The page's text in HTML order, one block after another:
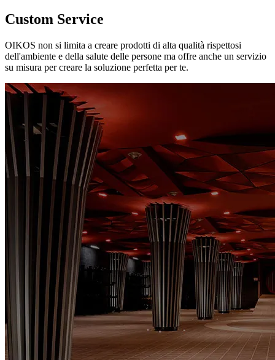
Custom Service
OIKOS non si limita a creare prodotti di alta qualità rispettosi
dell'ambiente e della salute delle persone ma offre anche un servizio
su misura per creare la soluzione perfetta per te.